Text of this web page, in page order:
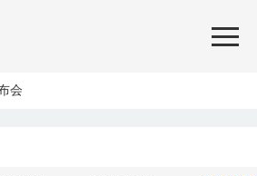
会